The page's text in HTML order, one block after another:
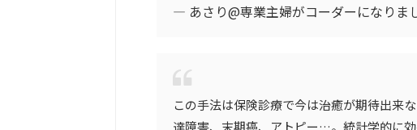
— あさり@専業主婦がコーダーになりま
この手法は保険診療で今は治癒が期待出来
達障害、末期癌、アトピー…。統計学的に